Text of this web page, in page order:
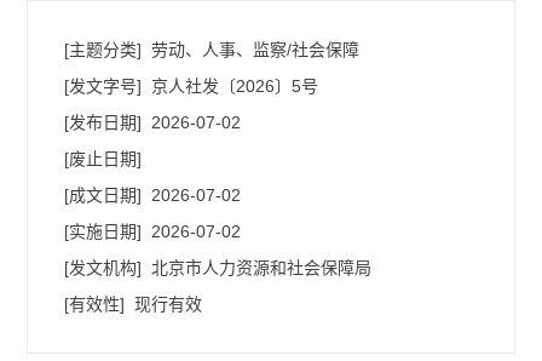
[主题分类] 劳动、人事、监察/社会保障
[发文字号]
​京人社发〔2026〕5号
[发布日期]
2026-07-02
[废止日期]
[成文日期]
2026-07-02
[实施日期]
2026-07-02
[发文机构]
北京市人力资源和社会保障局
[有效性] 现行有效